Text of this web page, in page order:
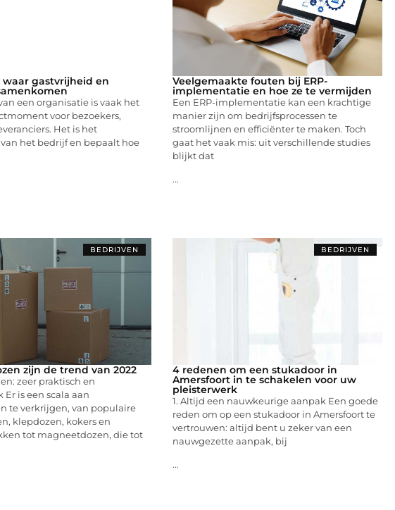
waar gastvrijheid en
een organisatie is vaak het
voor bezoekers,
Het is het
het bedrijf en bepaalt hoe
Veelgemaakte fouten bij ERP-
implementatie en hoe ze te vermijden
Een ERP-implementatie kan een krachtige
manier zijn om bedrijfsprocessen te
stroomlijnen en efficiënter te maken. Toch
gaat het vaak mis: uit verschillende studies
blijkt dat
...
BEDRIJVEN
zijn de trend van 2022
zeer praktisch en
is een scala aan
te verkrijgen, van populaire
klepdozen, kokers en
tot magneetdozen, die tot
BEDRIJVEN
4 redenen om een stukadoor in
Amersfoort in te schakelen voor uw
pleisterwerk
1. Altijd een nauwkeurige aanpak Een goede
reden om op een stukadoor in Amersfoort te
vertrouwen: altijd bent u zeker van een
nauwgezette aanpak, bij
...